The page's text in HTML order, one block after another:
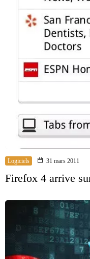
Logiciels 31 mars 2011
Firefox 4 arrive